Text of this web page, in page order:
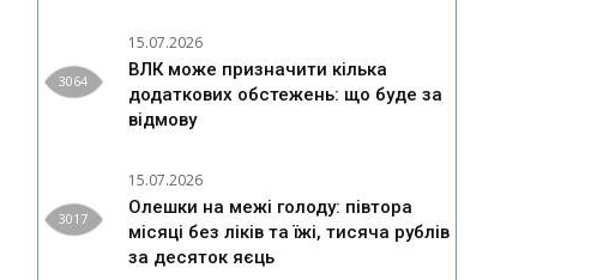
3064
15.07.2026
ВЛК може призначити кілька
додаткових обстежень: що буде за
відмову
3017
15.07.2026
Олешки на межі голоду: півтора
місяці без ліків та їжі, тисяча рублів
за десяток яєць